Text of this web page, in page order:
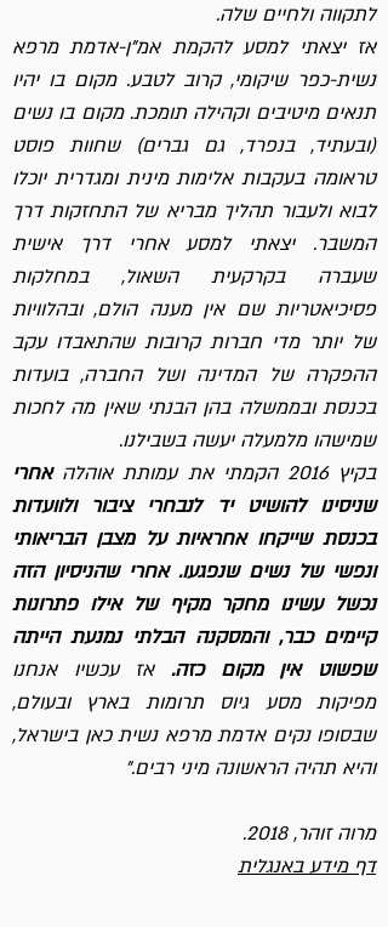
לתקווה ולחיים שלה.
אז יצאתי למסע להקמת אמ"ן-אדמת מרפא
נשית-כפר שיקומי, קרוב לטבע. מקום בו יהיו
תנאים מיטיבים וקהילה תומכת. מקום בו נשים
(ובעתיד, בנפרד, גם גברים) שחוות פוסט
טראומה בעקבות אלימות מינית ומגדרית יוכלו
לבוא ולעבור תהליך מבריא של התחזקות דרך
המשבר. יצאתי למסע אחרי דרך אישית
שעברה בקרקעית השאול, במחלקות
פסיכיאטריות שם אין מענה הולם, ובהלוויות
של יותר מדי חברות קרובות שהתאבדו עקב
ההפקרה של המדינה ושל החברה, בועדות
בכנסת ובממשלה בהן הבנתי שאין מה לחכות
שמישהו מלמעלה יעשה בשבילנו.
בקיץ 2016 הקמתי את עמותת אוהלה
אחרי
שניסינו להושיט יד לנבחרי ציבור ולוועדות
בכנסת שייקחו אחראיות על מצבן הבריאותי
ונפשי של נשים שנפגעו. אחרי שהניסיון הזה
נכשל עשינו מחקר מקיף של אילו פתרונות
קיימים כבר, והמסקנה הבלתי נמנעת הייתה
שפשוט אין מקום כזה.אז עכשיו אנחנו
מפיקות מסע גיוס תרומות בארץ ובעולם,
שבסופו נקים אדמת מרפא נשית כאן בישראל,
והיא תהיה הראשונה מיני רבים."
מרוה זוהר, 2018.
דף מידע באנגלית